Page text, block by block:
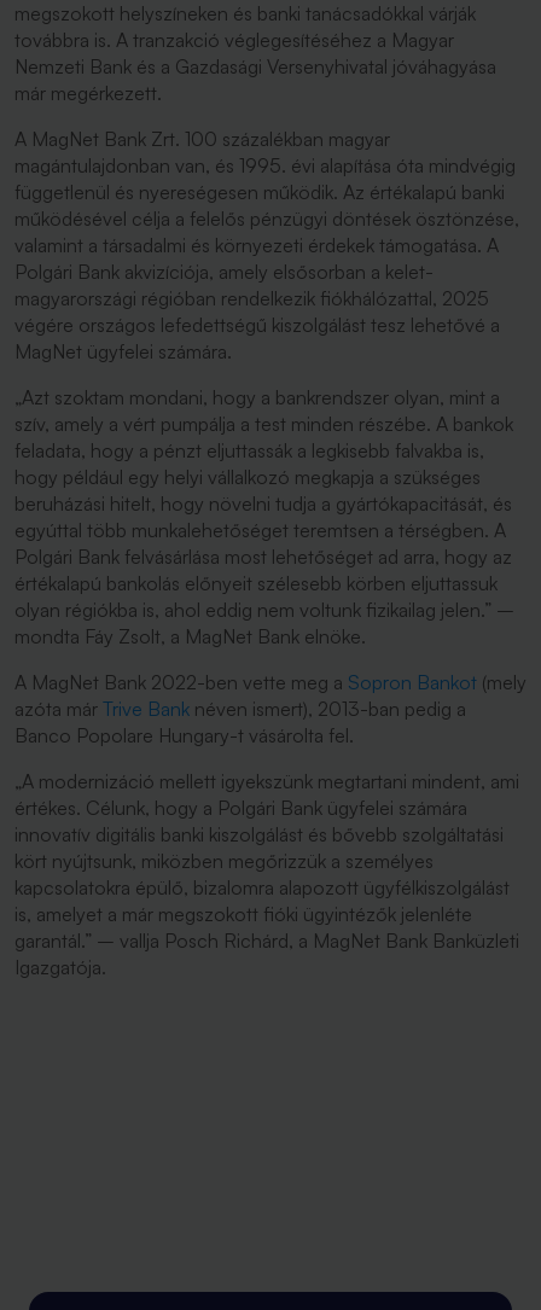
megszokott helyszíneken és banki tanácsadókkal várják
továbbra is. A tranzakció véglegesítéséhez a Magyar
Nemzeti Bank és a Gazdasági Versenyhivatal jóváhagyása
már megérkezett.
A MagNet Bank Zrt. 100 százalékban magyar
magántulajdonban van, és 1995. évi alapítása óta mindvégig
függetlenül és nyereségesen működik. Az értékalapú banki
működésével célja a felelős pénzügyi döntések ösztönzése,
valamint a társadalmi és környezeti érdekek támogatása. A
Polgári Bank akvizíciója, amely elsősorban a kelet-
magyarországi régióban rendelkezik fiókhálózattal, 2025
végére országos lefedettségű kiszolgálást tesz lehetővé a
MagNet ügyfelei számára.
„Azt szoktam mondani, hogy a bankrendszer olyan, mint a
szív, amely a vért pumpálja a test minden részébe. A bankok
feladata, hogy a pénzt eljuttassák a legkisebb falvakba is,
hogy például egy helyi vállalkozó megkapja a szükséges
beruházási hitelt, hogy növelni tudja a gyártókapacitását, és
egyúttal több munkalehetőséget teremtsen a térségben. A
Polgári Bank felvásárlása most lehetőséget ad arra, hogy az
értékalapú bankolás előnyeit szélesebb körben eljuttassuk
olyan régiókba is, ahol eddig nem voltunk fizikailag jelen.” –
mondta Fáy Zsolt, a MagNet Bank elnöke.
A MagNet Bank 2022-ben vette meg a Sopron Bankot (mely
azóta már Trive Bank néven ismert), 2013-ban pedig a
Banco Popolare Hungary-t vásárolta fel.
„A modernizáció mellett igyekszünk megtartani mindent, ami
értékes. Célunk, hogy a Polgári Bank ügyfelei számára
innovatív digitális banki kiszolgálást és bővebb szolgáltatási
kört nyújtsunk, miközben megőrizzük a személyes
kapcsolatokra épülő, bizalomra alapozott ügyfélkiszolgálást
is, amelyet a már megszokott fióki ügyintézők jelenléte
garantál.” – vallja Posch Richárd, a MagNet Bank Banküzleti
Igazgatója.